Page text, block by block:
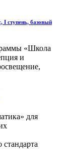
I ступень, базовый
«Школа
и
для